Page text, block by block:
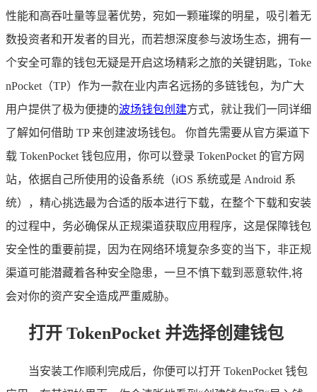
性能和高吞吐量等显著优势，宛如一颗璀璨的明星，吸引着无
数投资者和开发者的目光，而若想深度参与波场生态，拥有一
个安全可靠的钱包无疑是开启这场精彩之旅的关键钥匙，Toke
nPocket（TP）作为一款在业内声名远扬的多链钱包，为广大
用户提供了极为便捷的波场钱包创建方式，就让我们一同详细
了解如何借助 TP 来创建波场钱包。 你首先需要从官方渠道下
载 TokenPocket 钱包应用，你可以登录 TokenPocket 的官方网
站，依据自己所使用的设备系统（iOS 系统或是 Android 系
统），精心挑选最为合适的版本进行下载，在整个下载和安装
的过程中，务必确保从正规渠道获取应用程序，这是保障钱包
安全性的重要前提，因为在网络环境复杂多变的当下，非正规
渠道可能潜藏着各种安全隐患，一旦不慎下载到恶意软件,将
会对你的资产安全造成严重威胁。
打开 TokenPocket 并选择创建钱包
当安装工作顺利完成后，你便可以打开 TokenPocket 钱包